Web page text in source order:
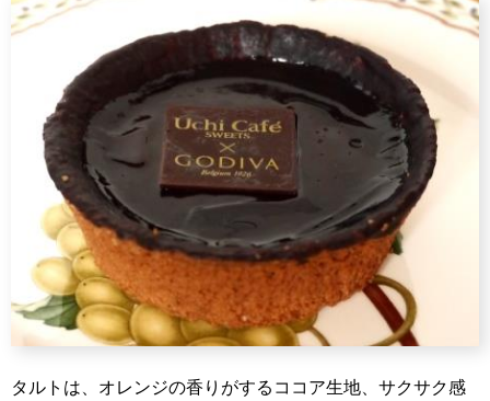
タルトは、オレンジの香りがするココア生地、サクサク感